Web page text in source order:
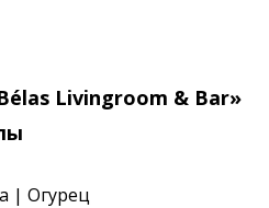
Livingroom & Bar»
| Огурец